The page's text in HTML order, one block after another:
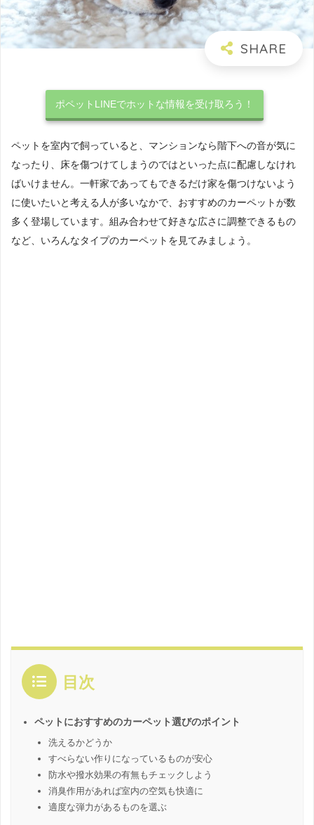
ポペットLINEでホットな情報を受け取ろう！
ペットを室内で飼っていると、マンションなら階下への音が気に
なったり、床を傷つけてしまうのではといった点に配慮しなけれ
ばいけません。一軒家であってもできるだけ家を傷つけないよう
に使いたいと考える人が多いなかで、おすすめのカーペットが数
多く登場しています。組み合わせて好きな広さに調整できるもの
など、いろんなタイプのカーペットを見てみましょう。
目次
ペットにおすすめのカーペット選びのポイント
洗えるかどうか
すべらない作りになっているものが安心
防水や撥水効果の有無もチェックしよう
消臭作用があれば室内の空気も快適に
適度な弾力があるものを選ぶ